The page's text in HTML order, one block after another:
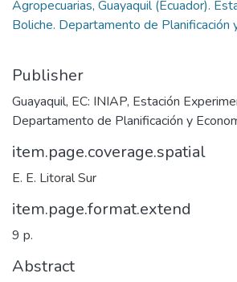
Agropecuarias, Guayaquil (Ecuador).
Boliche. Departamento de Planificación
Publisher
Guayaquil, EC: INIAP, Estación
Departamento de Planificación y
item.page.coverage.spatial
E. E. Litoral Sur
item.page.format.extend
9 p.
Abstract